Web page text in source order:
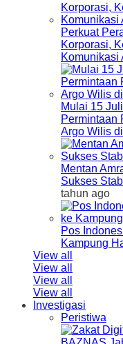
Perkuat
Korporasi,
Komunikasi
Mulai 15
Permintaan
Argo Wilis
Mentan
Sukses
tahun ago
Pos
Kampung
View all
View all
View all
View all
Investigasi
Peristiwa